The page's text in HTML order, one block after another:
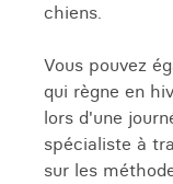
chiens.
Vous pouvez
qui règne en
lors d'une
spécialiste à
sur les